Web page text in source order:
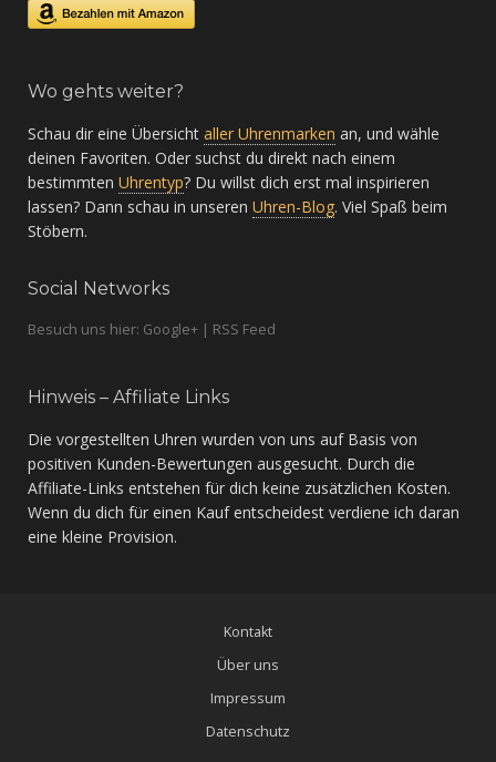
Wo gehts weiter?
Schau dir eine Übersicht aller Uhrenmarken an, und wähle
deinen Favoriten. Oder suchst du direkt nach einem
bestimmten Uhrentyp? Du willst dich erst mal inspirieren
lassen? Dann schau in unseren Uhren-Blog. Viel Spaß beim
Stöbern.
Social Networks
Besuch uns hier: Google+ | RSS Feed
Hinweis – Affiliate Links
Die vorgestellten Uhren wurden von uns auf Basis von
positiven Kunden-Bewertungen ausgesucht. Durch die
Affiliate-Links entstehen für dich keine zusätzlichen Kosten.
Wenn du dich für einen Kauf entscheidest verdiene ich daran
eine kleine Provision.
Kontakt
Über uns
Impressum
Datenschutz